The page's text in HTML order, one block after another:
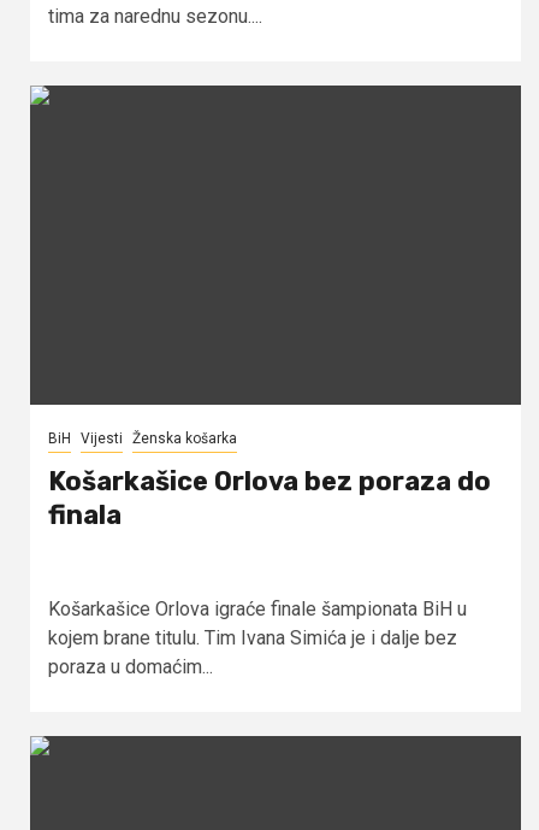
tima za narednu sezonu....
BiH Vijesti Ženska košarka
Košarkašice Orlova bez poraza do
finala
Košarkašice Orlova igraće finale šampionata BiH u
kojem brane titulu. Tim Ivana Simića je i dalje bez
poraza u domaćim...